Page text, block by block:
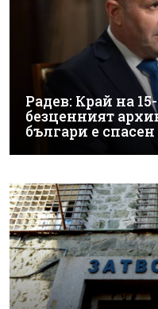
Радев: Край на
безценният
българи е спасен